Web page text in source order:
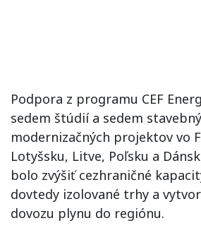
Podpora z programu CEF
sedem štúdií a sedem
modernizačných projektov vo
Lotyšsku, Litve, Poľsku a
bolo zvýšiť cezhraničné
dovtedy izolované trhy a
dovozu plynu do regiónu.